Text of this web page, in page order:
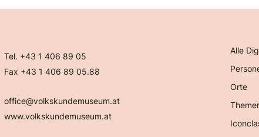
Tel. +43 1 406 89 05
Fax +43 1 406 89 05.88
office@volkskundemuseum.at
www.volkskundemuseum.at
Alle
Orte